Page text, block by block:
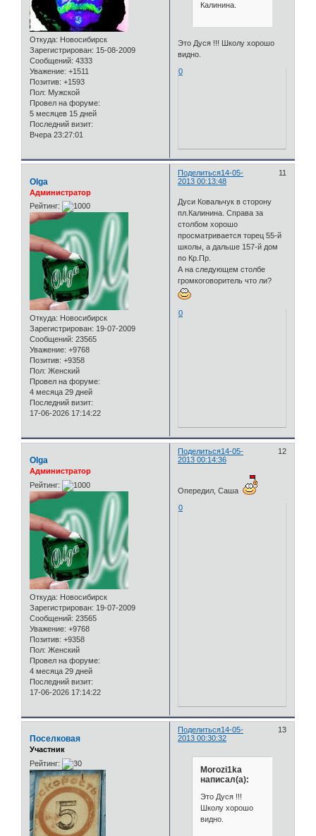
Откуда: Новосибирск
Зарегистрирован: 15-08-2009
Сообщений: 4333
Уважение: +1511
Позитив: +1593
Пол: Мужской
Провел на форуме:
5 месяцев 15 дней
Последний визит:
Вчера 23:27:01
Калинина.
Это Дуся !!! Школу хорошо
видно.
0
Поделиться 11
14-05-
2013 00:13:48
Olga
Администратор
Рейтинг:
Откуда: Новосибирск
Зарегистрирован: 19-07-2009
Сообщений: 23565
Уважение: +9768
Позитив: +9358
Пол: Женский
Провел на форуме:
4 месяца 29 дней
Последний визит:
17-06-2026 17:14:22
Дуси Ковальчук в сторону
пл.Калинина. Справа за
столбом хорошо
просматривается торец 55-й
школы, а дальше 157-й дом
по Кр.Пр.
А на следующем столбе
громкоговоритель что ли?
0
Поделиться 12
14-05-
2013 00:14:36
Olga
Администратор
Рейтинг:
Откуда: Новосибирск
Зарегистрирован: 19-07-2009
Сообщений: 23565
Уважение: +9768
Позитив: +9358
Пол: Женский
Провел на форуме:
4 месяца 29 дней
Последний визит:
17-06-2026 17:14:22
Опередил, Саша
0
Поделиться 13
14-05-
2013 00:30:32
Поселковая
Участник
Рейтинг:
Morozi1ka
написал(а):
Это Дуся !!!
Школу хорошо
видно.